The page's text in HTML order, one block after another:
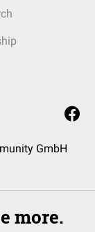
GmbH
more.